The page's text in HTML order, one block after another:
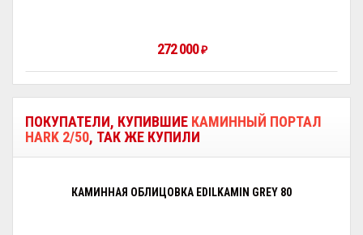
272 000 ₽
ПОКУПАТЕЛИ, КУПИВШИЕ КАМИННЫЙ ПОРТАЛ
HARK 2/50, ТАК ЖЕ КУПИЛИ
КАМИННАЯ ОБЛИЦОВКА EDILKAMIN GREY 80